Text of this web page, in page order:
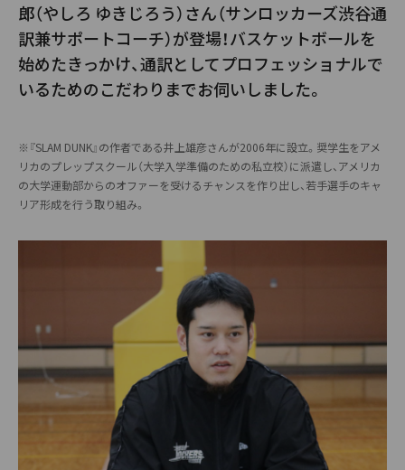
郎（やしろ ゆきじろう）さん（サンロッカーズ渋谷通
訳兼サポートコーチ）が登場！バスケットボールを
始めたきっかけ、通訳としてプロフェッショナルで
いるためのこだわりまでお伺いしました。
※『SLAM DUNK』の作者である井上雄彦さんが2006年に設立。奨学生をアメ
リカのプレップスクール（大学入学準備のための私立校）に派遣し、アメリカ
の大学運動部からのオファーを受けるチャンスを作り出し、若手選手のキャ
リア形成を行う取り組み。